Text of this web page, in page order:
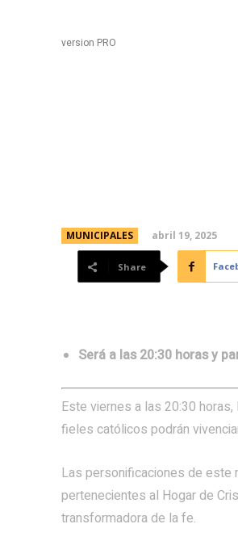
version PRO
MUNICIPALES abril 19, 2025
Share
Será a las 20:30 horas y
Este viernes a las 20:30
fieles católicos podrán
Las personificaciones de este
pertenecientes al Hogar de
transformadora de la fe.